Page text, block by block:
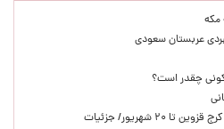
مکه
عربستان سعودی
چقدر است؟
شهریور/ جزئیات